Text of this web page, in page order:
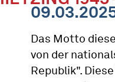
Das Motto
von der
Republik".